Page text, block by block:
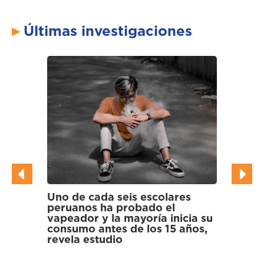
Últimas investigaciones
Científicos hallan bacterias
multirresistentes a antibióticos
en gallinazos y cormoranes de
los Pantanos de Villa